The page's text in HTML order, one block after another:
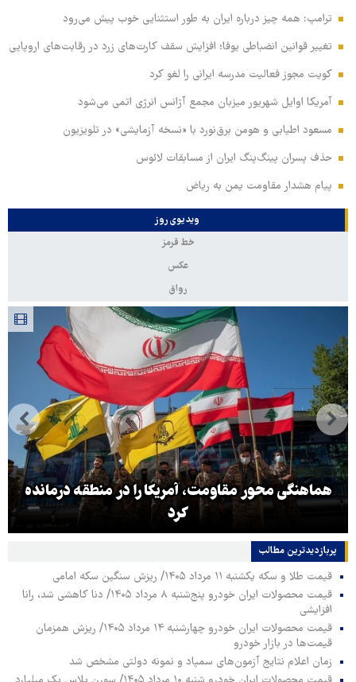
ترامپ: همه چیز درباره ایران به طور استثنایی خوب پیش می‌رود
تغییر قوانین انضباطی یوفا؛ افزایش سقف کارت‌های زرد در رقابت‌های اروپایی
کویت مجوز فعالیت مدرسه ایرانی را لغو کرد
آمریکا اوایل شهریور میزبان مجمع آژانس انرژی اتمی می‌شود
مسعود اطیابی و هومن برق‌نورد با «نسخه آزمایشی» در تلویزیون
حذف پسران پینگ‌پنگ ایران از مسابقات لائوس
پیام هشدار مقاومت یمن به ریاض
ویدیوی روز
خط قرمز
عکس
رواق
هماهنگی محور مقاومت، آمریکا را در منطقه درمانده
کرد
پربازدیدترین‌ مطالب
قیمت طلا و سکه یکشنبه ۱۱ مرداد ۱۴۰۵/ ریزش سنگین سکه امامی
قیمت محصولات ایران خودرو پنج‌شنبه ۸ مرداد ۱۴۰۵/ دنا کاهشی شد، رانا
افزایشی
قیمت محصولات ایران خودرو چهارشنبه ۱۴ مرداد ۱۴۰۵/ ریزش همزمان
قیمت‌ها در بازار خودرو
زمان اعلام نتایج آزمون‌های سمپاد و نمونه دولتی مشخص شد